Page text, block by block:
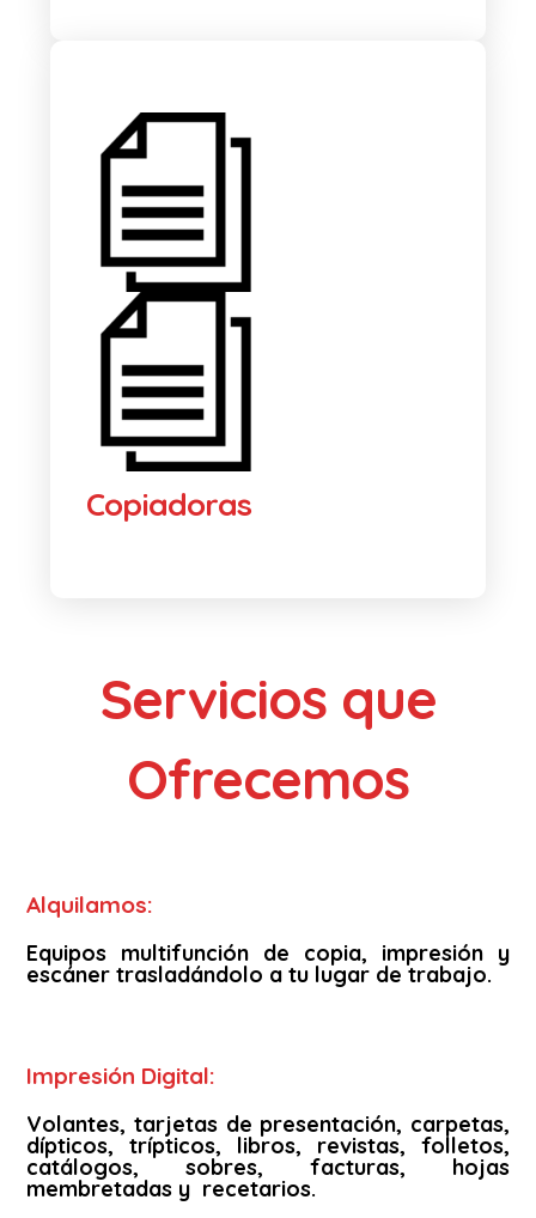
Copiadoras
Servicios que
Ofrecemos
Alquilamos:
Equipos multifunción de copia, impresión y
escáner trasladándolo a tu lugar de trabajo.
Impresión Digital:
Volantes, tarjetas de presentación, carpetas,
dípticos, trípticos, libros, revistas, folletos,
catálogos, sobres, facturas, hojas
membretadas y recetarios.